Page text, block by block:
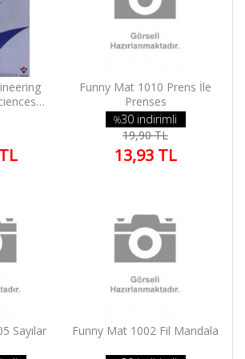
Funny Mat 1010 Prens İle
Prenses
%30 indirimli
19,90 TL
13,93 TL
Sayılar Funny Mat 1002 Fil Mandala